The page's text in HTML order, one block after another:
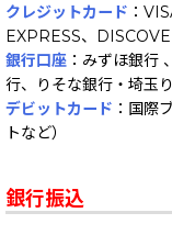
クレジットカード ：
EXPRESS、
銀行口座 ：みずほ銀行
行、りそな銀行・埼玉
デビットカード ：国際
トなど）
銀行振込